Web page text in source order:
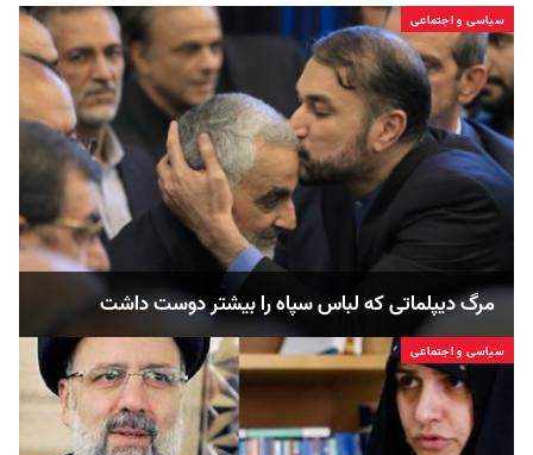
سیاسی و اجتماعی
مرگ دیپلماتی که لباس سپاه را بیشتر دوست داشت
سیاسی و اجتماعی